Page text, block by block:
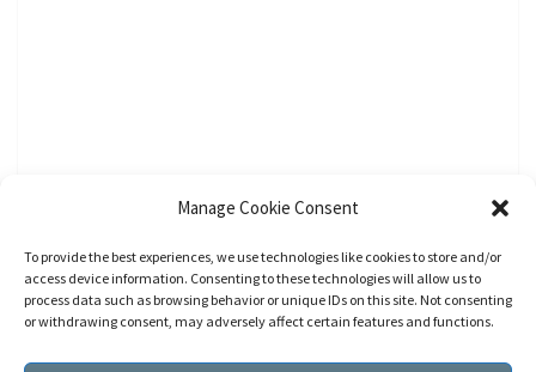
Manage Cookie Consent
To provide the best experiences, we use technologies like cookies to store and/or
access device information. Consenting to these technologies will allow us to
process data such as browsing behavior or unique IDs on this site. Not consenting
or withdrawing consent, may adversely affect certain features and functions.